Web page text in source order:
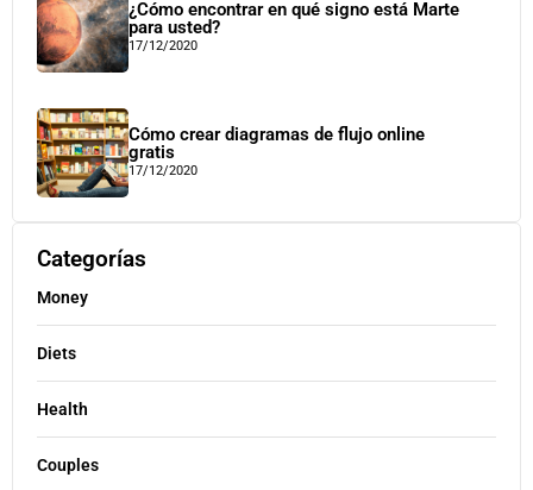
¿Cómo encontrar en qué signo está Marte
para usted?
17/12/2020
Cómo crear diagramas de flujo online
gratis
17/12/2020
Categorías
Money
Diets
Health
Couples